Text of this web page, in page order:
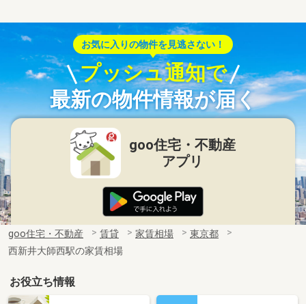
お気に入りの物件を見逃さない！
プッシュ通知で
最新の物件情報が届く
goo住宅・不動産
アプリ
goo住宅・不動産 賃貸 家賃相場
東京都
西新井大師西駅の家賃相場
お役立ち情報